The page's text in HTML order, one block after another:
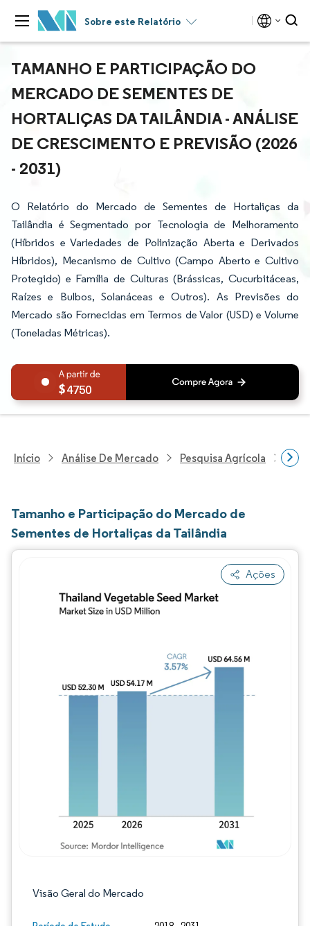
Sobre este Relatório
TAMANHO E PARTICIPAÇÃO DO
MERCADO DE SEMENTES DE
HORTALIÇAS DA TAILÂNDIA - ANÁLISE
DE CRESCIMENTO E PREVISÃO (2026
- 2031)
O Relatório do Mercado de Sementes de Hortaliças da
Tailândia é Segmentado por Tecnologia de Melhoramento
(Híbridos e Variedades de Polinização Aberta e Derivados
Híbridos), Mecanismo de Cultivo (Campo Aberto e Cultivo
Protegido) e Família de Culturas (Brássicas, Cucurbitáceas,
Raízes e Bulbos, Solanáceas e Outros). As Previsões do
Mercado são Fornecidas em Termos de Valor (USD) e Volume
(Toneladas Métricas).
4750
Início Análise De Mercado Pesquisa Agrícola
Tamanho e Participação do Mercado de
Sementes de Hortaliças da Tailândia
Ações
Visão Geral do Mercado